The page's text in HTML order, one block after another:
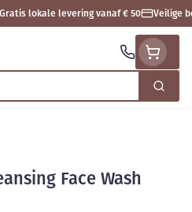
Gratis lokale levering vanaf € 50 Veilige
Zoek
Face Wash